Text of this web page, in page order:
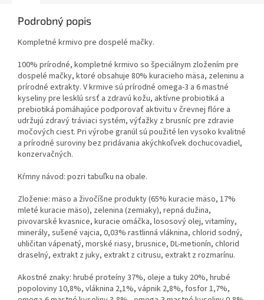
Podrobný popis
Kompletné krmivo pre dospelé mačky.
100% prírodné, kompletné krmivo so špeciálnym zložením pre
dospelé mačky, ktoré obsahuje 80% kuracieho mäsa, zeleninu a
prírodné extrakty. V krmive sú prírodné omega-3 a 6 mastné
kyseliny pre lesklú srsť a zdravú kožu, aktívne probiotiká a
prebiotiká pomáhajúce podporovať aktivitu v črevnej flóre a
udržujú zdravý tráviaci systém, výťažky z brusníc pre zdravie
močových ciest. Pri výrobe granúl sú použité len vysoko kvalitné
a prírodné suroviny bez pridávania akýchkoľvek dochucovadiel,
konzervačných.
Kŕmny návod: pozri tabuľku na obale.
Zloženie: mäso a živočíšne produkty (65% kuracie mäso, 17%
mleté ​​kuracie mäso), zelenina (zemiaky), repná dužina,
pivovarské kvasnice, kuracie omáčka, lososový olej, vitamíny,
minerály, sušené vajcia, 0,03% rastlinná vláknina, chlorid sodný,
uhličitan vápenatý, morské riasy, brusnice, DL-metionín, chlorid
draselný, extrakt z juky, extrakt z citrusu, extrakt z rozmarínu.
Akostné znaky: hrubé proteíny 37%, oleje a tuky 20%, hrubé
popoloviny 10,8%, vláknina 2,1%, vápnik 2,8%, fosfor 1,7%,